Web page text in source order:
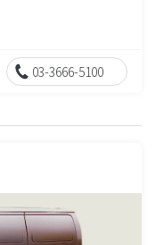
03-3666-5100